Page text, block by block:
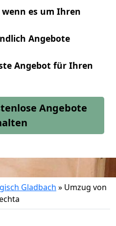
es um Ihren
Angebote
Angebot für Ihren
Angebote
Gladbach » Umzug von